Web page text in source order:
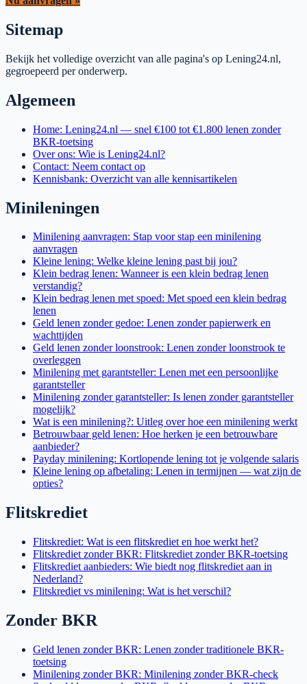
Sitemap
Bekijk het volledige overzicht van alle pagina's op Lening24.nl,
gegroepeerd per onderwerp.
Algemeen
Home: Lening24.nl — snel €100 tot €1.800 lenen zonder
BKR-toetsing
Over ons: Wie is Lening24.nl?
Contact: Neem contact op
Kennisbank: Overzicht van alle kennisartikelen
Minileningen
Minilening aanvragen: Stap voor stap een minilening
aanvragen
Kleine lening: Welke kleine lening past bij jou?
Klein bedrag lenen: Wanneer is een klein bedrag lenen
verstandig?
Klein bedrag lenen met spoed: Met spoed een klein bedrag
lenen
Geld lenen zonder gedoe: Lenen zonder papierwerk en
wachttijden
Geld lenen zonder loonstrook: Lenen zonder loonstrook te
overleggen
Minilening met garantsteller: Lenen met een persoonlijke
garantsteller
Minilening zonder garantsteller: Is lenen zonder garantsteller
mogelijk?
Wat is een minilening?: Uitleg over hoe een minilening werkt
Betrouwbaar geld lenen: Hoe herken je een betrouwbare
aanbieder?
Payday minilening: Kortlopende lening tot je volgende salaris
Kleine lening op afbetaling: Lenen in termijnen — wat zijn de
opties?
Flitskrediet
Flitskrediet: Wat is een flitskrediet en hoe werkt het?
Flitskrediet zonder BKR: Flitskrediet zonder BKR-toetsing
Flitskrediet aanbieders: Wie biedt nog flitskrediet aan in
Nederland?
Flitskrediet vs minilening: Wat is het verschil?
Zonder BKR
Geld lenen zonder BKR: Lenen zonder traditionele BKR-
toetsing
Minilening zonder BKR: Minilening zonder BKR-check